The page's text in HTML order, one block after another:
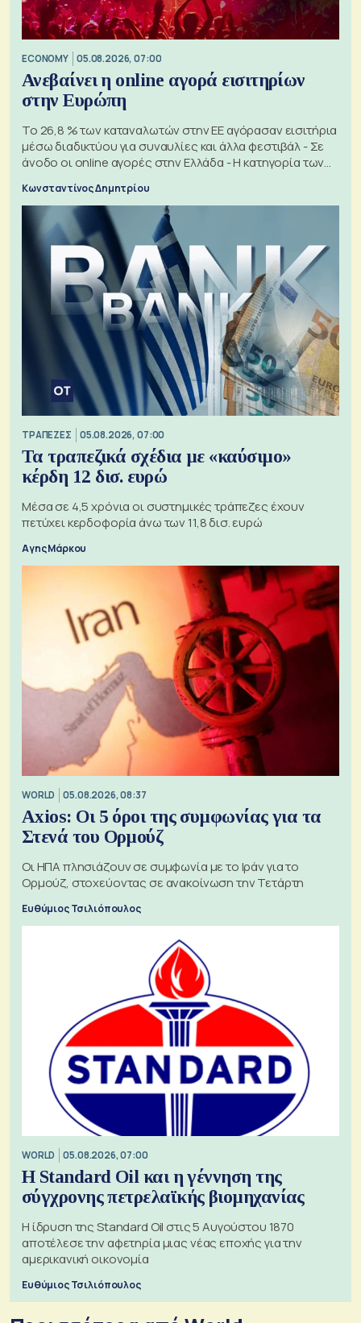
ECONOMY 05.08.2026, 07:00
Ανεβαίνει η online αγορά εισιτηρίων
στην Ευρώπη
Το 26,8 % των καταναλωτών στην ΕΕ αγόρασαν εισιτήρια
μέσω διαδικτύου για συναυλίες και άλλα φεστιβάλ - Σε
άνοδο οι online αγορές στην Ελλάδα - Η κατηγορία των
Κωνσταντίνος Δημητρίου
ΤΡΑΠΕΖΕΣ 05.08.2026, 07:00
Τα τραπεζικά σχέδια με «καύσιμο»
κέρδη 12 δισ. ευρώ
Μέσα σε 4,5 χρόνια οι συστημικές τράπεζες έχουν
πετύχει κερδοφορία άνω των 11,8 δισ. ευρώ
Αγης Μάρκου
WORLD 05.08.2026, 08:37
Axios: Οι 5 όροι της συμφωνίας για τα
Στενά του Ορμούζ
Οι ΗΠΑ πλησιάζουν σε συμφωνία με το Ιράν για το
Ορμούζ, στοχεύοντας σε ανακοίνωση την Τετάρτη
Ευθύμιος Τσιλιόπουλος
WORLD 05.08.2026, 07:00
Η Standard Oil και η γέννηση της
σύγχρονης πετρελαϊκής βιομηχανίας
Η ίδρυση της Standard Oil στις 5 Αυγούστου 1870
αποτέλεσε την αφετηρία μιας νέας εποχής για την
αμερικανική οικονομία
Ευθύμιος Τσιλιόπουλος